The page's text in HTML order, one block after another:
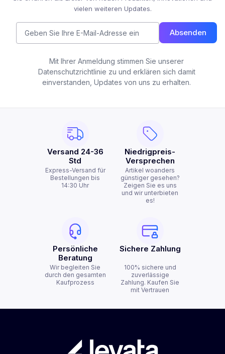
vielen weiteren Updates.
Absenden
Mit Ihrer Anmeldung stimmen Sie unserer
Datenschutzrichtlinie zu und erklären sich damit
einverstanden, Updates von uns zu erhalten.
Versand 24-36
Std
Express-Versand für
Bestellungen bis
14:30 Uhr
Niedrigpreis-
Versprechen
Artikel woanders
günstiger gesehen?
Zeigen Sie es uns
und wir unterbieten
es!
Persönliche
Beratung
Wir begleiten Sie
durch den gesamten
Kaufprozess
Sichere Zahlung
100% sichere und
zuverlässige
Zahlung. Kaufen Sie
mit Vertrauen